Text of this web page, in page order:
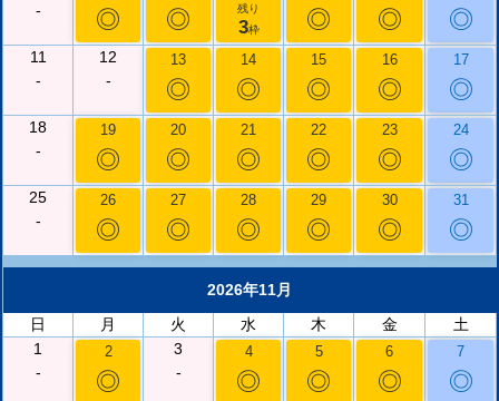
-
◎ ◎ 残り
3枠 ◎ ◎ ◎
11
-
12
-
13
◎
14
◎
15
◎
16
◎
17
◎
18
-
19
◎
20
◎
21
◎
22
◎
23
◎
24
◎
25
-
26
◎
27
◎
28
◎
29
◎
30
◎
31
◎
2026年11月
日
月 火 水 木 金
土
1
-
2
◎
3
-
4
◎
5
◎
6
◎
7
◎